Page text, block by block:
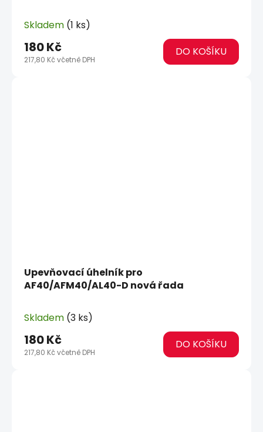
Skladem (1 ks)
217,80 Kč včetně DPH
180 Kč DO KOŠÍKU
Upevňovací úhelník pro
AF40/AFM40/AL40-D nová řada
Skladem (3 ks)
217,80 Kč včetně DPH
180 Kč DO KOŠÍKU